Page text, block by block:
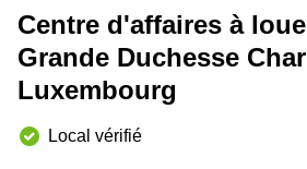
d’affaires
Sandweiler
Centre d'affaires à
Grande Duchesse
Luxembourg
Local vérifié